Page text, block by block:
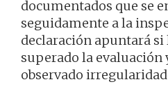
documentados que se
seguidamente a la
declaración apuntará
superado la evaluación
observado